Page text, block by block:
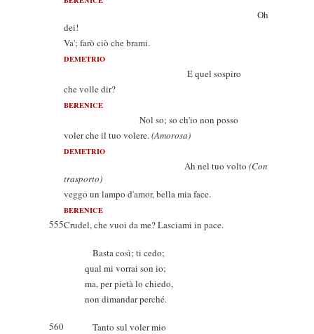
Oh
dei!
Va'; farò ciò che brami.
DEMETRIO
E quel sospiro
che volle dir?
BERENICE
Nol so; so ch'io non posso
voler che il tuo volere.(Amorosa)
DEMETRIO
Ah nel tuo volto (Con
trasporto)
veggo un lampo d'amor, bella mia face.
BERENICE
555Crudel, che vuoi da me? Lasciami in pace.
Basta così; ti cedo;
qual mi vorrai son io;
ma, per pietà lo chiedo,
non dimandar perché.
560
Tanto sul voler mio